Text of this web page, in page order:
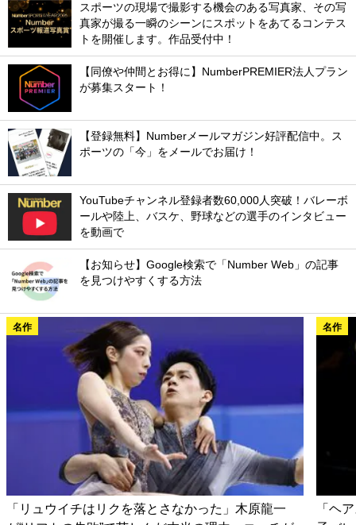
スポーツの現場で撮影する機会のある写真家、その写
真家が撮る一瞬のシーンにスポットをあてるコンテス
トを開催します。作品受付中！
【同僚や仲間とお得に】NumberPREMIER法人プラン
が募集スタート！
【登録無料】Numberメールマガジン好評配信中。ス
ポーツの「今」をメールでお届け！
YouTubeチャンネル登録者数60,000人突破！バレーボ
ールや陸上、バスケ、野球などの選手のインタビュー
を動画で
【お知らせ】Google検索で「Number Web」の記事
を見つけやすくする方法
名作
「リュウイチはリクを落とさなかった」木原龍一
名作
「ヘ